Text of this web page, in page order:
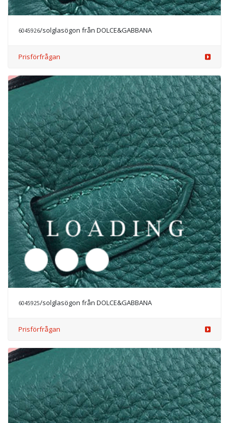
6045927/solglasögon från DOLCE&GABBANA
Prisförfrågan
6045926/solglasögon från DOLCE&GABBANA